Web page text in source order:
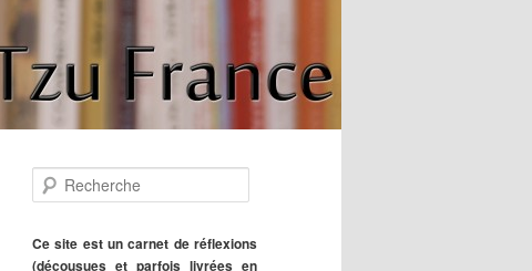
e
h
e
Ce site est un carnet de réflexions
(décousues et parfois livrées en